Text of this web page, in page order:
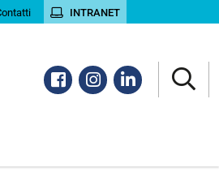
INTRANET
FacebookInstagram
Linkedin